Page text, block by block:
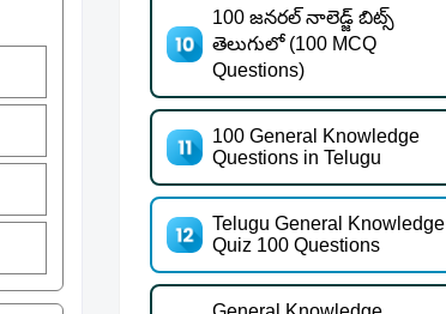
100 జనరల్ నాలెడ్జ్ బిట్స్
తెలుగులో (100 MCQ
Questions)
100 General Knowledge
Questions in Telugu
Telugu General Knowledge
Quiz 100 Questions